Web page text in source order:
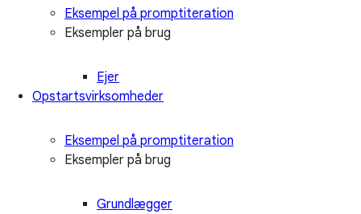
Eksempel på promptiteration
Eksempler på brug
Ejer
Opstartsvirksomheder
Eksempel på promptiteration
Eksempler på brug
Grundlægger